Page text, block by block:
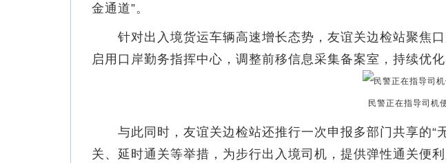
金通道”。
针对出入境货运车辆高速增长态势，友谊关边检站聚焦口
启用口岸勤务指挥中心，调整前移信息采集备案室，持续优
民警正在指导司机
与此同时，友谊关边检站还推行一次申报多部门共享的“
关、延时通关等举措，为步行出入境司机，提供弹性通关便